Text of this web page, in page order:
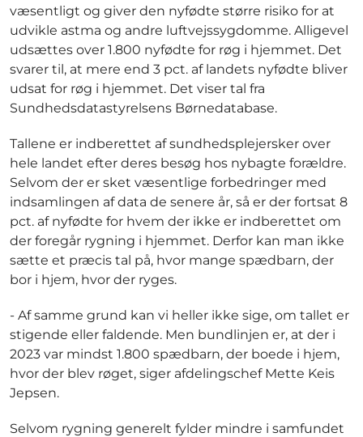
væsentligt og giver den nyfødte større risiko for at
udvikle astma og andre luftvejssygdomme. Alligevel
udsættes over 1.800 nyfødte for røg i hjemmet. Det
svarer til, at mere end 3 pct. af landets nyfødte bliver
udsat for røg i hjemmet. Det viser tal fra
Sundhedsdatastyrelsens Børnedatabase.
Tallene er indberettet af sundhedsplejersker over
hele landet efter deres besøg hos nybagte forældre.
Selvom der er sket væsentlige forbedringer med
indsamlingen af data de senere år, så er der fortsat 8
pct. af nyfødte for hvem der ikke er indberettet om
der foregår rygning i hjemmet. Derfor kan man ikke
sætte et præcis tal på, hvor mange spædbarn, der
bor i hjem, hvor der ryges.
- Af samme grund kan vi heller ikke sige, om tallet er
stigende eller faldende. Men bundlinjen er, at der i
2023 var mindst 1.800 spædbarn, der boede i hjem,
hvor der blev røget, siger afdelingschef Mette Keis
Jepsen.
Selvom rygning generelt fylder mindre i samfundet